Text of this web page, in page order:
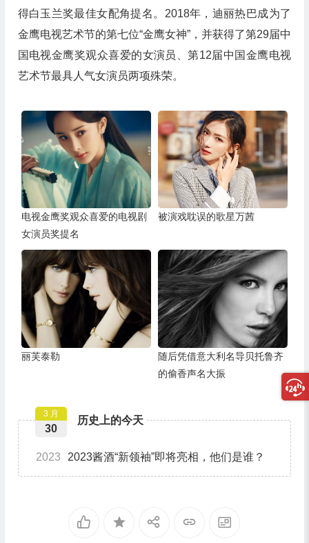
得白玉兰奖最佳女配角提名。2018年，迪丽热巴成为了
金鹰电视艺术节的第七位“金鹰女神”，并获得了第29届中
国电视金鹰奖观众喜爱的女演员、第12届中国金鹰电视
艺术节最具人气女演员两项殊荣。
电视金鹰奖观众喜爱的电视剧
女演员奖提名
被演戏耽误的歌星万茜
丽芙泰勒
随后凭借意大利名导贝托鲁齐
的偷香声名大振
历史上的今天
3 月
30
2023 2023酱酒“新领袖”即将亮相，他们是谁？